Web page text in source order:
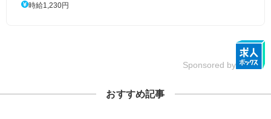
時給1,230円
Sponsored by
おすすめ記事